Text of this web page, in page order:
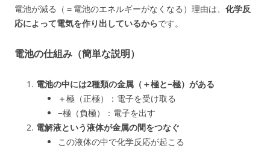
電池が減る（＝電池のエネルギーがなくなる）理由は、 化学反
応によって電気を作り出しているからです。
電池の仕組み（簡単な説明）
電池の中には2種類の金属（＋極と−極）がある
＋極（正極）：電子を受け取る
−極（負極）：電子を出す
電解液という液体が金属の間をつなぐ
この液体の中で化学反応が起こる